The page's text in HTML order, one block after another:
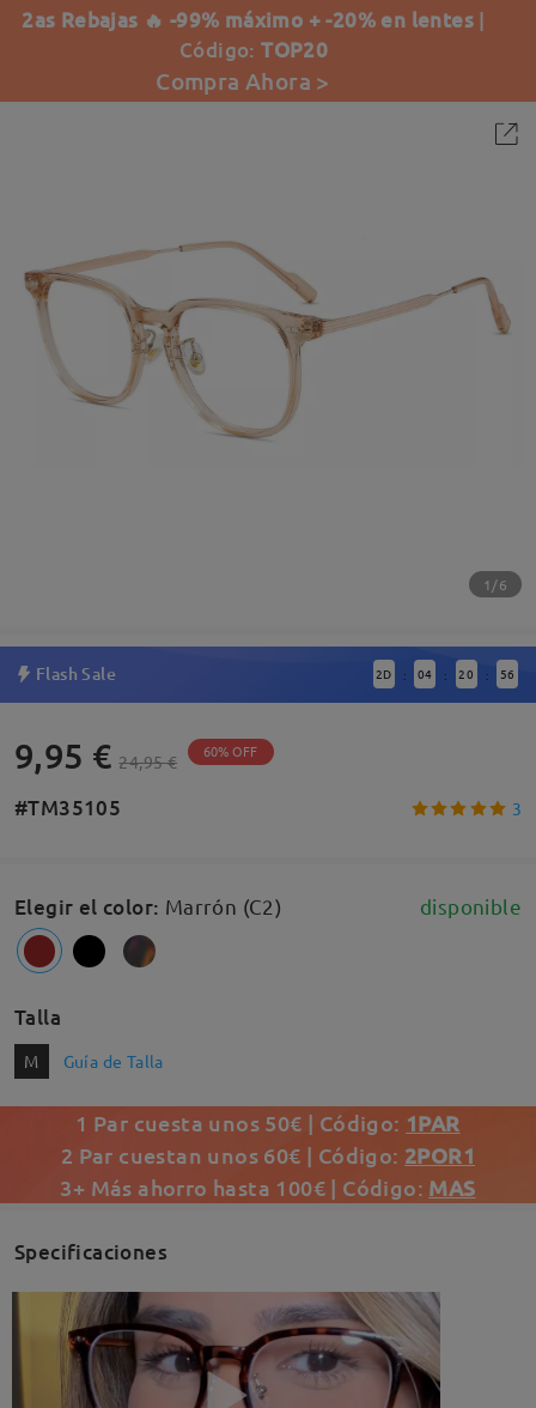
2as Rebajas 🔥 -99% máximo + -20% en lentes |
Código:TOP20
Compra Ahora >
1/6
Flash Sale 2D : 04 : 20 : 55
9,95 € 24,95 € 60% OFF
#TM35105 3
Elegir el color: Marrón (C2) disponible
Talla
M Guía de Talla
1 Par cuesta unos 50€ | Código: 1PAR
2 Par cuestan unos 60€ | Código: 2POR1
3+ Más ahorro hasta 100€ | Código: MAS
Specificaciones